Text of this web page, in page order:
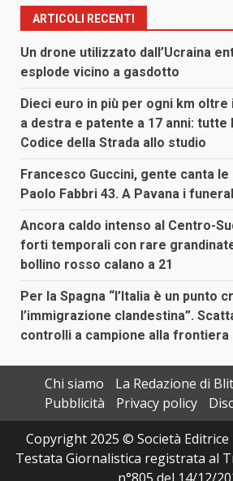
ARTICOLI RECENTI
Un drone utilizzato dall’Ucraina
esplode vicino a gasdotto
Dieci euro in più per ogni km
a destra e patente a 17 anni: tutte
Codice della Strada allo studio
Francesco Guccini, gente canta
Paolo Fabbri 43. A Pavana i
Ancora caldo intenso al Centro-
forti temporali con rare
bollino rosso calano a 21
Per la Spagna “l’Italia è un punto
l’immigrazione clandestina”.
controlli a campione alla frontiera
Chi siamo
La Redazione di
Pubblicità
Privacy policy
Copyright 2025 © Società Editrice
Testata Giornalistica registrata al